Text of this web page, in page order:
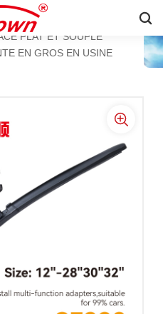
Español
GLACE PLAT
PLAT ET SOUPLE
EN GROS EN USINE